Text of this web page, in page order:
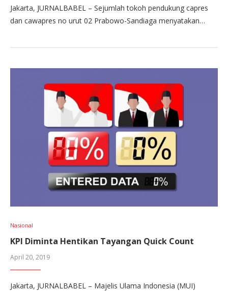
Jakarta, JURNALBABEL – Sejumlah tokoh pendukung capres
dan cawapres no urut 02 Prabowo-Sandiaga menyatakan…
Nasional
KPI Diminta Hentikan Tayangan Quick Count
April 20, 2019
Jakarta, JURNALBABEL – Majelis Ulama Indonesia (MUI)